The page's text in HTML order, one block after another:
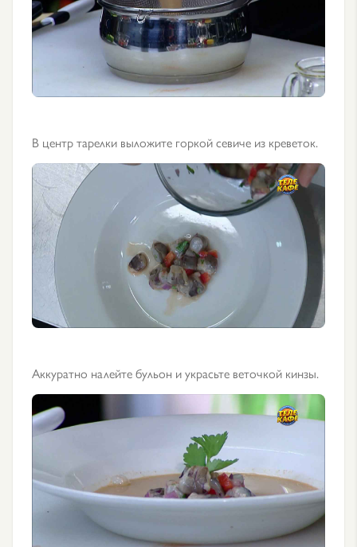
В центр тарелки выложите горкой севиче из креветок.
Аккуратно налейте бульон и украсьте веточкой кинзы.